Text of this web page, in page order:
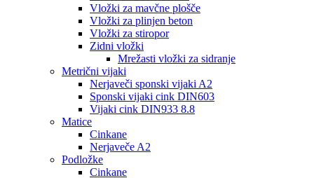
Vložki za mavčne plošče
Vložki za plinjen beton
Vložki za stiropor
Zidni vložki
Mrežasti vložki za sidranje
Metrični vijaki
Nerjaveči sponski vijaki A2
Sponski vijaki cink DIN603
Vijaki cink DIN933 8.8
Matice
Cinkane
Nerjaveče A2
Podložke
Cinkane